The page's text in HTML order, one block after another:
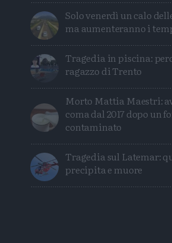
Solo venerdì un calo
ma aumenteranno i
Tragedia in piscina:
ragazzo di Trento
Morto Mattia Maestri:
coma dal 2017 dopo un
contaminato
Tragedia sul Latemar:
precipita e muore